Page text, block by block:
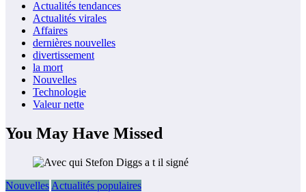
Actualités tendances
Actualités virales
Affaires
dernières nouvelles
divertissement
la mort
Nouvelles
Technologie
Valeur nette
You May Have Missed
Nouvelles Actualités populaires